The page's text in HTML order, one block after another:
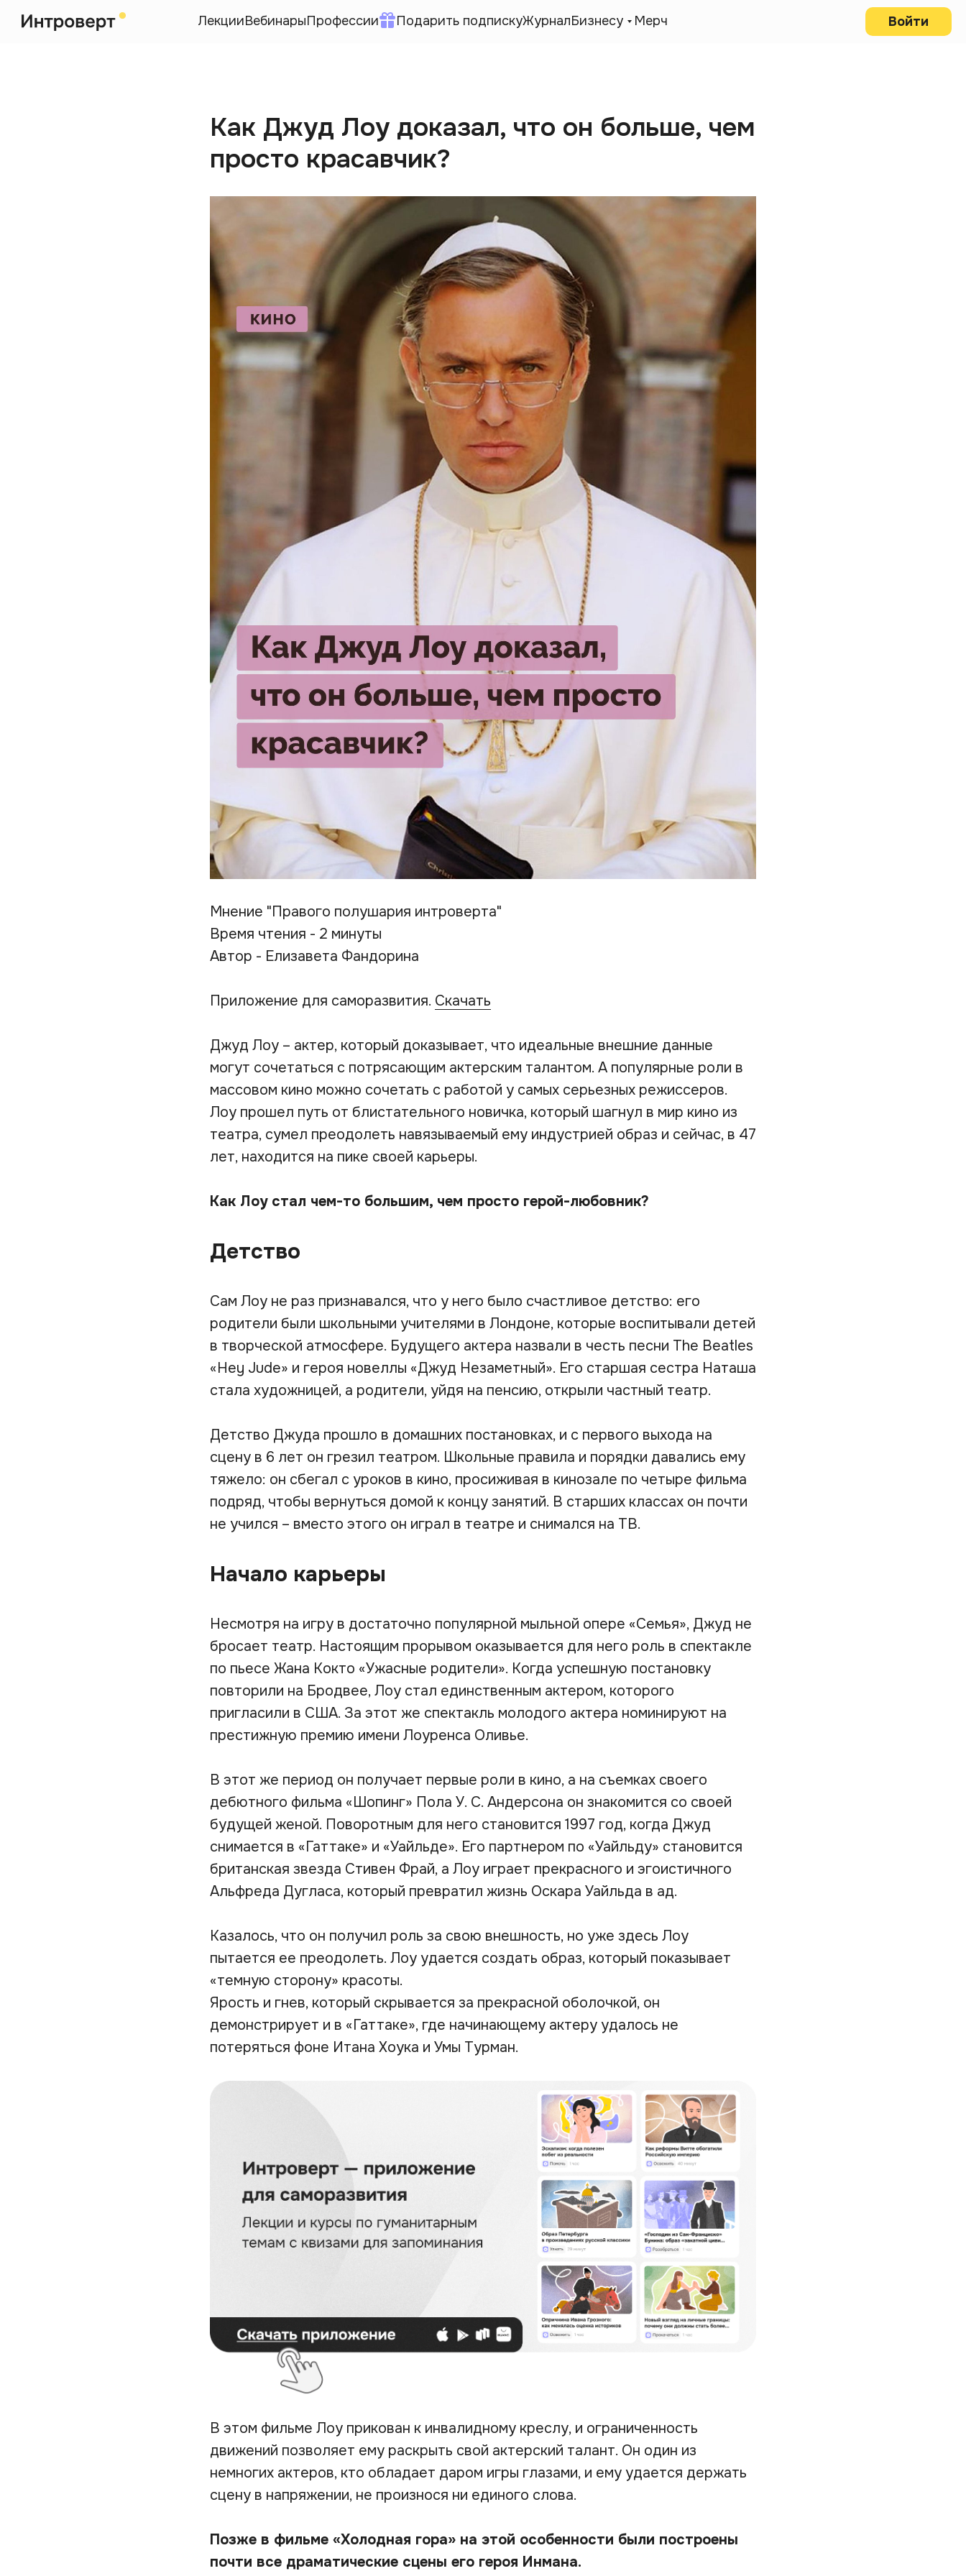
ЛекцииВебинарыПрофессии Подарить подпискуЖурналБизнесу Мерч Войти
Как Джуд Лоу доказал, что он больше, чем
просто красавчик?
Мнение "Правого полушария интроверта"
Время чтения - 2 минуты
Автор - Елизавета Фандорина
Приложение для саморазвития. Скачать
Джуд Лоу – актер, который доказывает, что идеальные внешние данные
могут сочетаться с потрясающим актерским талантом. А популярные роли в
массовом кино можно сочетать с работой у самых серьезных режиссеров.
Лоу прошел путь от блистательного новичка, который шагнул в мир кино из
театра, сумел преодолеть навязываемый ему индустрией образ и сейчас, в 47
лет, находится на пике своей карьеры.
Как Лоу стал чем-то большим, чем просто герой-любовник?
Детство
Сам Лоу не раз признавался, что у него было счастливое детство: его
родители были школьными учителями в Лондоне, которые воспитывали детей
в творческой атмосфере. Будущего актера назвали в честь песни The Beatles
«Hey Jude» и героя новеллы «Джуд Незаметный». Его старшая сестра Наташа
стала художницей, а родители, уйдя на пенсию, открыли частный театр.
Детство Джуда прошло в домашних постановках, и с первого выхода на
сцену в 6 лет он грезил театром. Школьные правила и порядки давались ему
тяжело: он сбегал с уроков в кино, просиживая в кинозале по четыре фильма
подряд, чтобы вернуться домой к концу занятий. В старших классах он почти
не учился – вместо этого он играл в театре и снимался на ТВ.
Начало карьеры
Несмотря на игру в достаточно популярной мыльной опере «Семья», Джуд не
бросает театр. Настоящим прорывом оказывается для него роль в спектакле
по пьесе Жана Кокто «Ужасные родители». Когда успешную постановку
повторили на Бродвее, Лоу стал единственным актером, которого
пригласили в США. За этот же спектакль молодого актера номинируют на
престижную премию имени Лоуренса Оливье.
В этот же период он получает первые роли в кино, а на съемках своего
дебютного фильма «Шопинг» Пола У. С. Андерсона он знакомится со своей
будущей женой. Поворотным для него становится 1997 год, когда Джуд
снимается в «Гаттаке» и «Уайльде». Его партнером по «Уайльду» становится
британская звезда Стивен Фрай, а Лоу играет прекрасного и эгоистичного
Альфреда Дугласа, который превратил жизнь Оскара Уайльда в ад.
Казалось, что он получил роль за свою внешность, но уже здесь Лоу
пытается ее преодолеть. Лоу удается создать образ, который показывает
«темную сторону» красоты.
Ярость и гнев, который скрывается за прекрасной оболочкой, он
демонстрирует и в «Гаттаке», где начинающему актеру удалось не
потеряться фоне Итана Хоука и Умы Турман.
В этом фильме Лоу прикован к инвалидному креслу, и ограниченность
движений позволяет ему раскрыть свой актерский талант. Он один из
немногих актеров, кто обладает даром игры глазами, и ему удается держать
сцену в напряжении, не произнося ни единого слова.
Позже в фильме «Холодная гора» на этой особенности были построены
почти все драматические сцены его героя Инмана.